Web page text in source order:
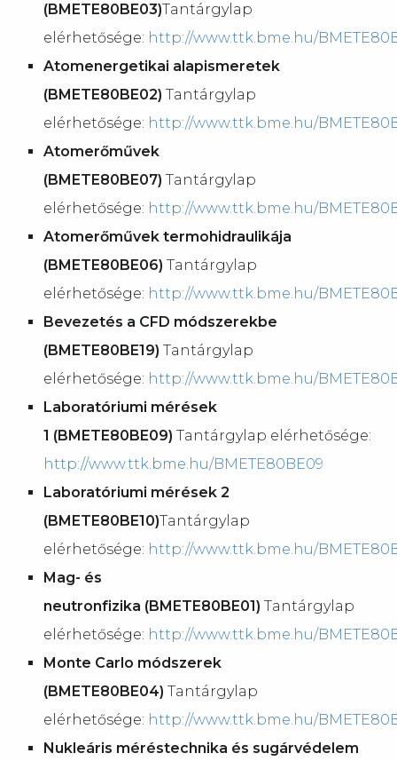
(BMETE80BE03)Tantárgylap
elérhetősége: http://www.ttk.bme.hu/
Atomenergetikai alapismeretek
(BMETE80BE02) Tantárgylap
elérhetősége: http://www.ttk.bme.hu/
Atomerőművek
(BMETE80BE07) Tantárgylap
elérhetősége: http://www.ttk.bme.hu/
Atomerőművek termohidraulikája
(BMETE80BE06) Tantárgylap
elérhetősége: http://www.ttk.bme.hu/
Bevezetés a CFD módszerekbe
(BMETE80BE19) Tantárgylap
elérhetősége: http://www.ttk.bme.hu/
Laboratóriumi mérések
1 (BMETE80BE09) Tantárgylap elérhetősége:
http://www.ttk.bme.hu/BMETE80BE09
Laboratóriumi mérések 2
(BMETE80BE10)Tantárgylap
elérhetősége: http://www.ttk.bme.hu/
Mag- és
neutronfizika (BMETE80BE01) Tantárgylap
elérhetősége: http://www.ttk.bme.hu/
Monte Carlo módszerek
(BMETE80BE04) Tantárgylap
elérhetősége: http://www.ttk.bme.hu/
Nukleáris méréstechnika és sugárvédelem